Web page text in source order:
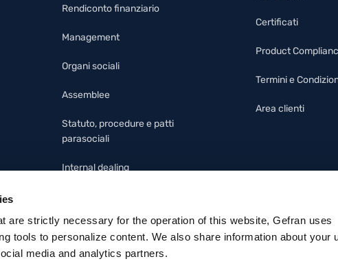
are strictly necessary for the operation of this website, Gefran uses
tools to personalize content. We also share information about your
media and analytics partners.
Rendiconto finanziario
Management
Organi sociali
Assemblee
Statuto, procedure e patti
parasociali
Internal dealing
Certificati
Product
Termini e
Area clienti